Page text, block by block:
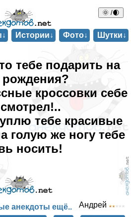
🌞 /🌒
Истории↓ Фото↓ Шутки↓
тебе подарить на
кроссовки себе
тебе красивые
голую же ногу тебе
носить!
анекдоты ещё.. Андрей